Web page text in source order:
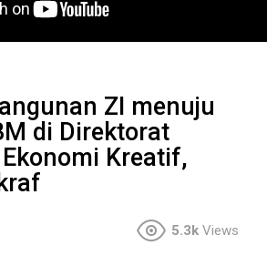
ZI menuju
di Direktorat
Kreatif,
5.3k Views